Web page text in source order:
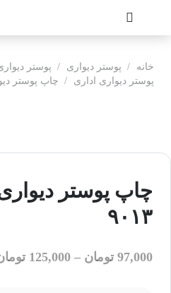
خانه / پوستر دیواری / پوستر
پوستر دیواری اداری
/ چاپ پوستر
چاپ پوستر
۹۰۱۳
97,000 تومان –
125,000